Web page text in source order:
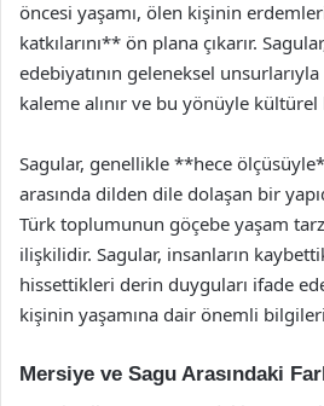
öncesi yaşamı, ölen kişinin
katkılarını** ön plana çıkarır.
edebiyatının geleneksel
kaleme alınır ve bu yönüyle
Sagular, genellikle **hece
arasında dilden dile dolaşan bir
Türk toplumunun göçebe yaşam
ilişkilidir. Sagular, insanların
hissettikleri derin duyguları ifade
kişinin yaşamına dair önemli
Mersiye ve Sagu Arasındaki